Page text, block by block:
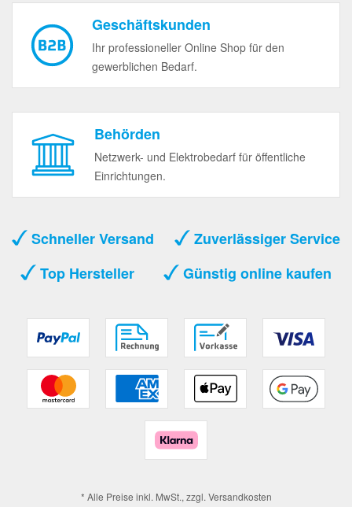
Geschäftskunden
Ihr professioneller Online Shop für den
gewerblichen Bedarf.
Behörden
Netzwerk- und Elektrobedarf für öffentliche
Einrichtungen.
Schneller Versand
Zuverlässiger Service
Top Hersteller
Günstig online kaufen
* Alle Preise inkl. MwSt., zzgl. Versandkosten